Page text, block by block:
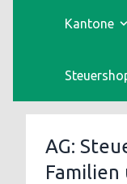
Kantone
AG:
Familien